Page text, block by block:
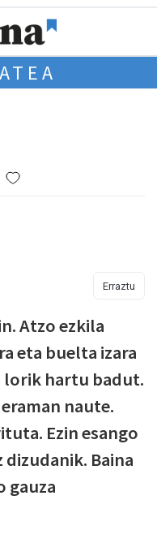
Erraztu
Atzo ezkila
eta buelta izara
lorik hartu badut.
naute.
Ezin esango
dizudanik. Baina
gauza